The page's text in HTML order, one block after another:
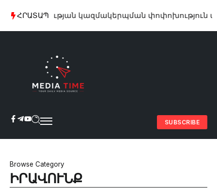
ՀՐԱՏԱՊ կազմակերպման փոփոխություն տեղի
SUBSCRIBE
Browse Category
ԻՐԱՎՈՒՆՔ